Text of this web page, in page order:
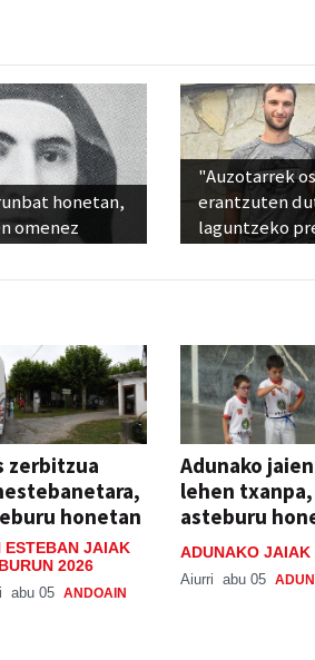
honetan,
omenez
"Auzotarrek
erantzuten
laguntzeko
zerbitzua
honetan
ESTEBAN JAIAK
2026
abu 05 ANDOAIN
Adunako jaien
lehen txanpa,
asteburu
ADUNAKO JAIAK
Aiurri abu 05